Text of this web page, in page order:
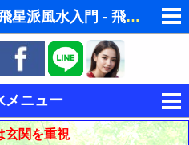
星派風水入門 - 飛星派風
夢占い
夢占い
洋占星術
メニュー
玄関を重視